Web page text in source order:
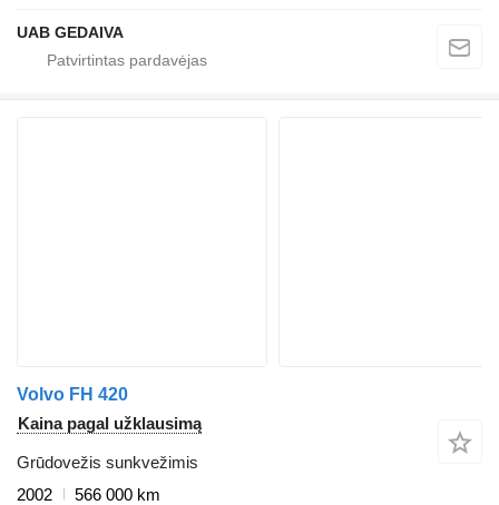
UAB GEDAIVA
Volvo FH 420
Kaina pagal užklausimą
Grūdovežis sunkvežimis
2002
566 000 km